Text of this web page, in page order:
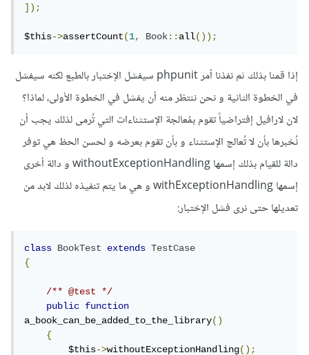
]);
$this->assertCount(1, Book::all());
إذا قمنا بذلك ثم نفذنا أمر phpunit سيفشل الإختبار بالطبع لكنه سيفشل
في الخطوة الثانية و نحن ننتظر منه أن يفشل في الخطوة الأولى، لماذا؟
لان لارافيل إفتراضياً تقوم بمُعالجة الإستثناءات التي تُرمى لذلك يجب أن
نُخبرها بأن لا تُعالج الإستثناء و بأن تقوم بعرضه و لحسن الحظ هي توفر
دالة للقيام بذلك إسمها withoutExceptionHandling و دالة أخرى
إسمها withExceptionHandling و هي ما يتم تنفيذه لذلك لابد من
تعديلها حتى نرى فشل الإختبار:
class BookTest extends
TestCase
{
/** @test */
public
function
a_book_can_be_added_to_the_library()
{
        $this
->withoutExceptionHandling();